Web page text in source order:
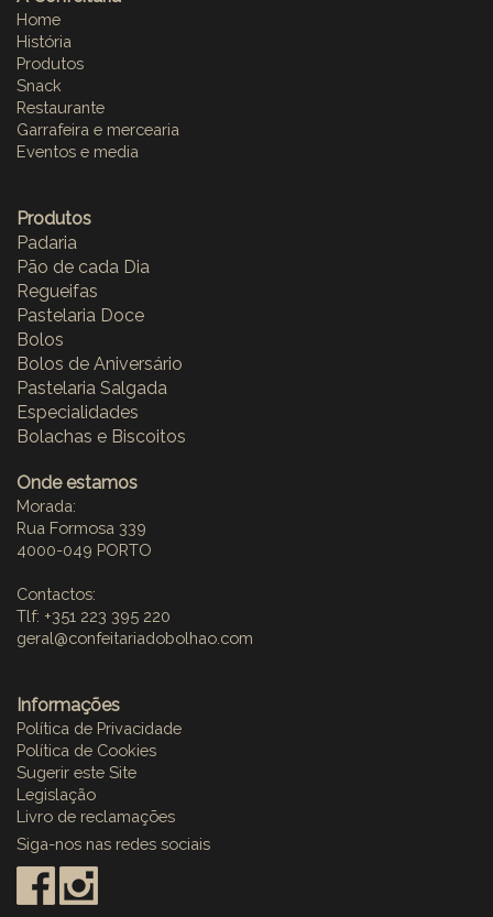
Home
História
Produtos
Snack
Restaurante
Garrafeira e mercearia
Eventos e media
Produtos
Padaria
Pão de cada Dia
Regueifas
Pastelaria Doce
Bolos
Bolos de Aniversário
Pastelaria Salgada
Especialidades
Bolachas e Biscoitos
Onde estamos
Morada:
Rua Formosa 339
4000-049 PORTO
Contactos:
Tlf: +351 223 395 220
geral@confeitariadobolhao.com
Informações
Política de Privacidade
Política de Cookies
Sugerir este Site
Legislação
Livro de reclamações
Siga-nos nas redes sociais